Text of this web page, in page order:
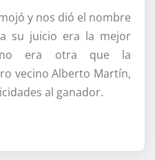
y nos dió el nombre
su juicio era la mejor
era otra que la
vecino Alberto Martín,
al ganador.